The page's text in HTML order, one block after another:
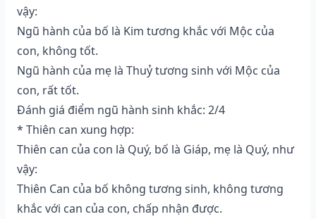
vậy:
Ngũ hành của bố là Kim tương khắc với Mộc của
con, không tốt.
Ngũ hành của mẹ là Thuỷ tương sinh với Mộc của
con, rất tốt.
Đánh giá điểm ngũ hành sinh khắc: 2/4
* Thiên can xung hợp:
Thiên can của con là Quý, bố là Giáp, mẹ là Quý, như
vậy:
Thiên Can của bố không tương sinh, không tương
khắc với can của con, chấp nhận được.